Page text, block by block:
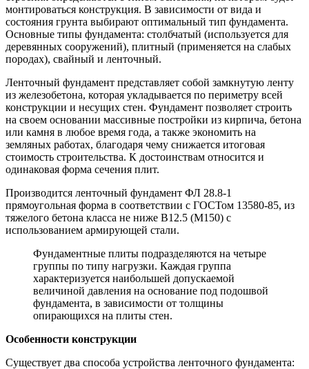
монтироваться конструкция. В зависимости от вида и
состояния грунта выбирают оптимальный тип фундамента.
Основные типы фундамента: столбчатый (используется для
деревянных сооружений), плитный (применяется на слабых
породах), свайный и ленточный.
Ленточный фундамент представляет собой замкнутую ленту
из железобетона, которая укладывается по периметру всей
конструкции и несущих стен. Фундамент позволяет строить
на своем основании массивные постройки из кирпича, бетона
или камня в любое время года, а также экономить на
земляных работах, благодаря чему снижается итоговая
стоимость строительства. К достоинствам относится и
одинаковая форма сечения плит.
Производится ленточный фундамент ФЛ 28.8-1
прямоугольная форма в соответствии с ГОСТом 13580-85, из
тяжелого бетона класса не ниже В12.5 (М150) с
использованием армирующей стали.
Фундаментные плиты подразделяются на четыре
группы по типу нагрузки. Каждая группа
характеризуется наибольшей допускаемой
величиной давления на основание под подошвой
фундамента, в зависимости от толщины
опирающихся на плиты стен.
Особенности конструкции
Существует два способа устройства ленточного фундамента: